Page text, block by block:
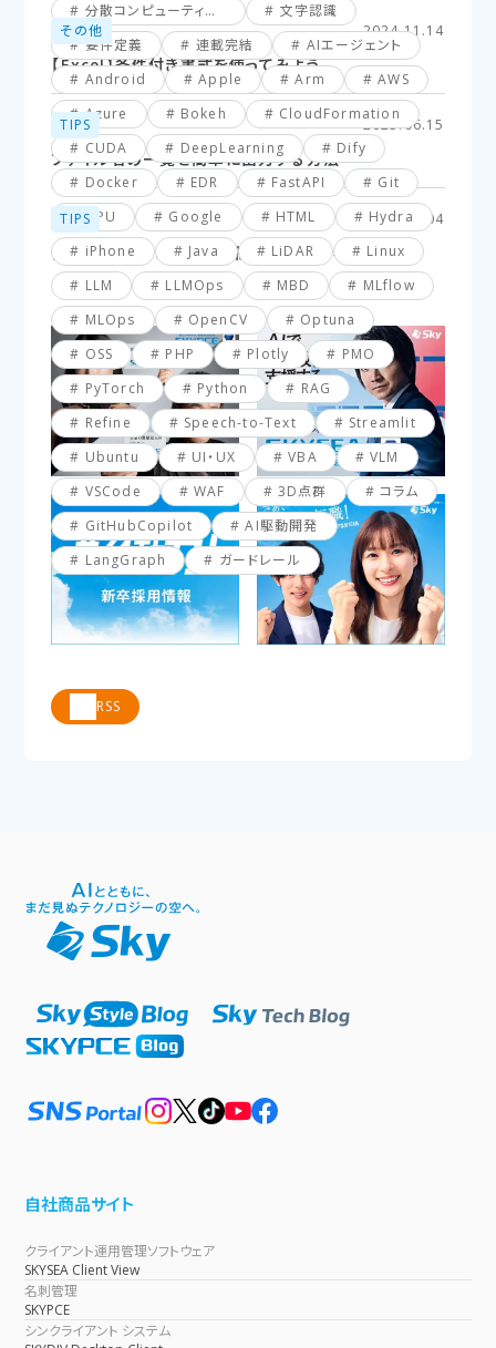
分散コンピューティング
文字認識
要件定義
連載完結
AIエージェント
Android
Apple Arm
AWS
Azure
Bokeh
CloudFormation
CUDA
DeepLearning
Dify
Docker
EDR FastAPI
Git
GPU
Google HTML
Hydra
iPhone
Java LiDAR
Linux
LLM
LLMOps MBD
MLflow
MLOps
OpenCV
Optuna
OSS
PHP Plotly
PMO
PyTorch
Python
RAG
Refine
Speech-to-Text
Streamlit
Ubuntu
UI・UX VBA
VLM
VSCode
WAF 3D点群
コラム
GitHubCopilot
AI駆動開発
LangGraph
ガードレール
その他 2024.11.14
【Excel】条件付き書式を使ってみよう
TIPS 2025.06.15
ファイル名の一覧を簡単に出力する方法
TIPS 2025.03.04
【VBA】最終行と最終列を簡単に取得する方法
RSS
自社商品サイト
クライアント運用管理ソフトウェア
SKYSEA Client View
名刺管理
SKYPCE
シンクライアント システム